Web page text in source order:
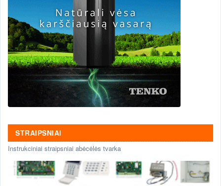
STRAIPSNIAI
Instrukciniai straipsniai abėcėlės tvarka